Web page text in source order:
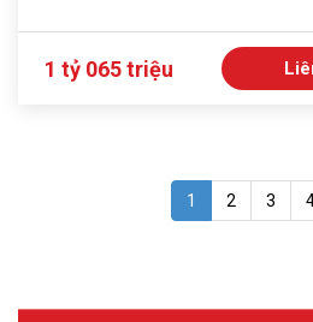
1 tỷ 065 triệu
1 2 3